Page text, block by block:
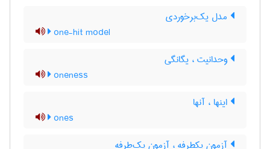
مدل یک‌برخوردی
one-hit model
وحدانیت ، یگانگی
oneness
اینها ، آنها
ones
آزمون یکطرفه ، آزمون یک‌طرفه